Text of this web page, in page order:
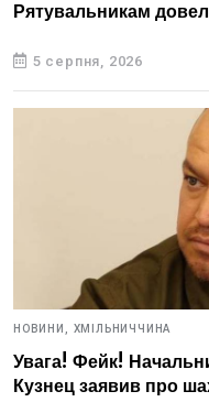
Рятувальникам
5 серпня, 2026
НОВИНИ, ХМІЛЬНИЧЧИНА
Увага! Фейк!
Кузнец заявив про